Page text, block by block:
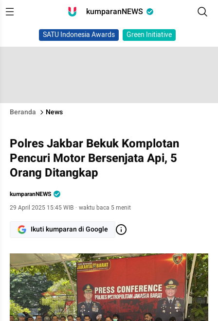
kumparanNEWS
SATU Indonesia Awards Green Initiative
Beranda News
Polres Jakbar Bekuk Komplotan
Pencuri Motor Bersenjata Api, 5
Orang Ditangkap
kumparanNEWS
29 April 2025 15:45 WIB · waktu baca 5 menit
Ikuti kumparan di Google